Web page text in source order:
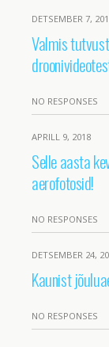
DETSEMBER 7,
Valmis
NO RESPONSES
APRILL 9, 2018
Selle aasta
aerofotosid!
NO RESPONSES
DETSEMBER 24,
Kaunist
NO RESPONSES